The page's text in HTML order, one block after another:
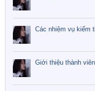
Các nhiệm vụ kiếm
Giới thiệu thành